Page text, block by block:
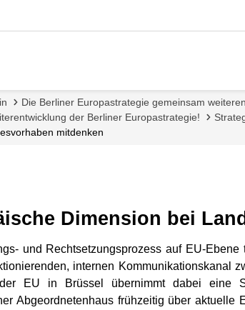
Die Berliner Europastrategie gemeinsam
der Berliner Europastrategie!
mitdenken
Dimension bei
und Rechtsetzungsprozess auf EU-
internen
EU in Brüssel übernimmt dabei eine
Abgeordnetenhaus frühzeitig über